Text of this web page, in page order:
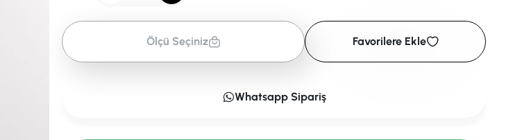
Ölçü Seçiniz Favorilere Ekle
Whatsapp Sipariş